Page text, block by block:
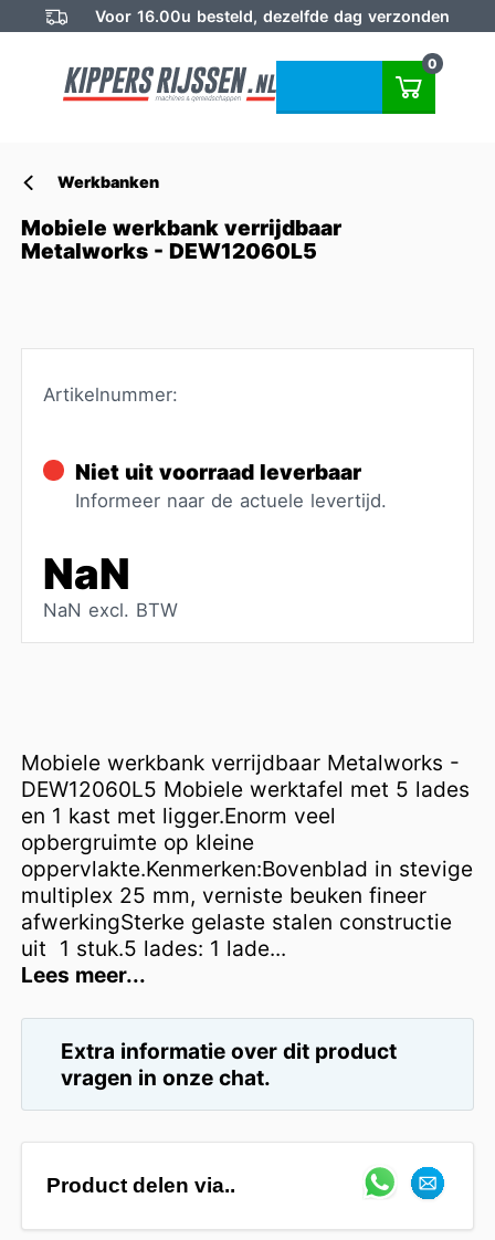
Voor 16.00u besteld, dezelfde dag verzonden
0
Werkbanken
Mobiele werkbank verrijdbaar
Metalworks - DEW12060L5
Artikelnummer:
Niet uit voorraad leverbaar
Informeer naar de actuele levertijd.
NaN
NaN excl. BTW
Mobiele werkbank verrijdbaar Metalworks -
DEW12060L5 Mobiele werktafel met 5 lades
en 1 kast met ligger.Enorm veel
opbergruimte op kleine
oppervlakte.Kenmerken:Bovenblad in stevige
multiplex 25 mm, verniste beuken fineer
afwerkingSterke gelaste stalen constructie
uit 1 stuk.5 lades: 1 lade...
Lees meer...
Extra informatie over dit product
vragen in onze chat.
Product delen via..